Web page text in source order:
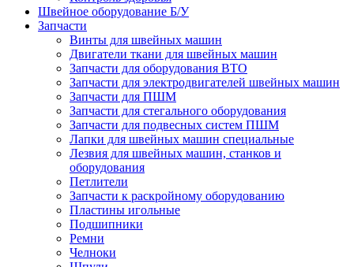
Швейное оборудование Б/У
Запчасти
Винты для швейных машин
Двигатели ткани для швейных машин
Запчасти для оборудования ВТО
Запчасти для электродвигателей швейных машин
Запчасти для ПШМ
Запчасти для стегального оборудования
Запчасти для подвесных систем ПШМ
Лапки для швейных машин специальные
Лезвия для швейных машин, станков и
оборудования
Петлители
Запчасти к раскройному оборудованию
Пластины игольные
Подшипники
Ремни
Челноки